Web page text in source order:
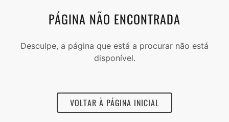
PÁGINA NÃO ENCONTRADA
Desculpe, a página que está a procurar não está
disponível.
VOLTAR À PÁGINA INICIAL